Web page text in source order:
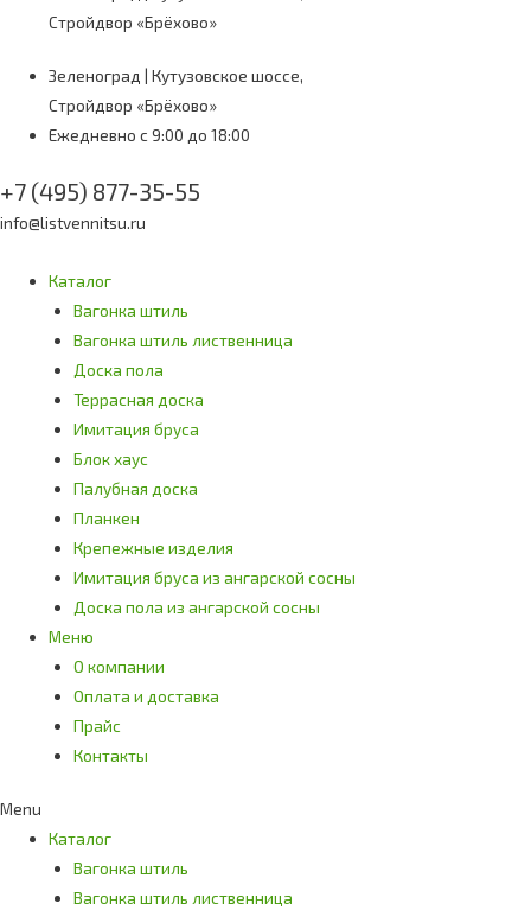
Стройдвор «Брёхово»
Зеленоград | Кутузовское шоссе,
Стройдвор «Брёхово»
Ежедневно с 9:00 до 18:00
+7 (495) 877-35-55
info@listvennitsu.ru
Каталог
Вагонка штиль
Вагонка штиль лиственница
Доска пола
Террасная доска
Имитация бруса
Блок хаус
Палубная доска
Планкен
Крепежные изделия
Имитация бруса из ангарской сосны
Доска пола из ангарской сосны
Меню
О компании
Оплата и доставка
Прайс
Контакты
Menu
Каталог
Вагонка штиль
Вагонка штиль лиственница